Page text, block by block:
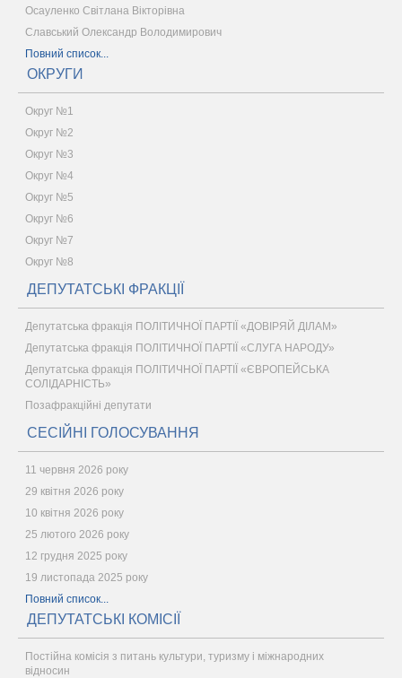
Осауленко Світлана Вікторівна
Славський Олександр Володимирович
Повний список...
ОКРУГИ
Округ №1
Округ №2
Округ №3
Округ №4
Округ №5
Округ №6
Округ №7
Округ №8
ДЕПУТАТСЬКІ ФРАКЦІЇ
Депутатська фракція ПОЛІТИЧНОЇ ПАРТІЇ «ДОВІРЯЙ ДІЛАМ»
Депутатська фракція ПОЛІТИЧНОЇ ПАРТІЇ «СЛУГА НАРОДУ»
Депутатська фракція ПОЛІТИЧНОЇ ПАРТІЇ «ЄВРОПЕЙСЬКА
СОЛІДАРНІСТЬ»
Позафракційні депутати
СЕСІЙНІ ГОЛОСУВАННЯ
11 червня 2026 року
29 квітня 2026 року
10 квітня 2026 року
25 лютого 2026 року
12 грудня 2025 року
19 листопада 2025 року
Повний список...
ДЕПУТАТСЬКІ КОМІСІЇ
Постійна комісія з питань культури, туризму і міжнародних
відносин